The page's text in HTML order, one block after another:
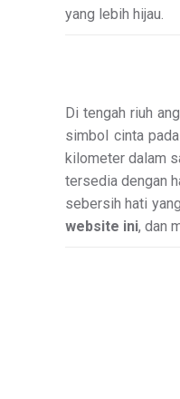
yang lebih hijau.
Di tengah riuh
simbol cinta
kilometer dalam
tersedia dengan
sebersih hati
website ini, dan